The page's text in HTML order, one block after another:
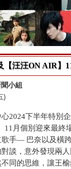
【汪汪ON AIR】
小組
)
2024下半年特別
11月個別迎來最終
手— 巴奈以及橫
談，意外發現兩
同的思維，讓王